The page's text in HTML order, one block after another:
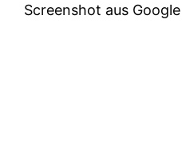
Screenshot aus